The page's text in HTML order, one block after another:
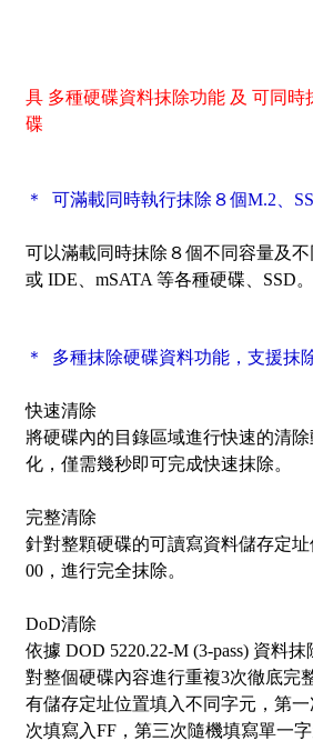
具 多種硬碟資料抹除功能 及 可同時
碟
＊ 可滿載同時執行抹除８個M.2、
可以滿載同時抹除８個不同容量及不
或 IDE、mSATA 等各種硬碟、SSD。
＊ 多種抹除硬碟資料功能，支援抹
快速清除
將硬碟內的目錄區域進行快速的清
化，僅需幾秒即可完成快速抹除。
完整清除
針對整顆硬碟的可讀寫資料儲存定
00，進行完全抹除。
DoD清除
依據 DOD 5220.22-M (3-pass) 資料
對整個硬碟內容進行重複3次徹底完
有儲存定址位置填入不同字元，第
次填寫入FF，第三次隨機填寫單一